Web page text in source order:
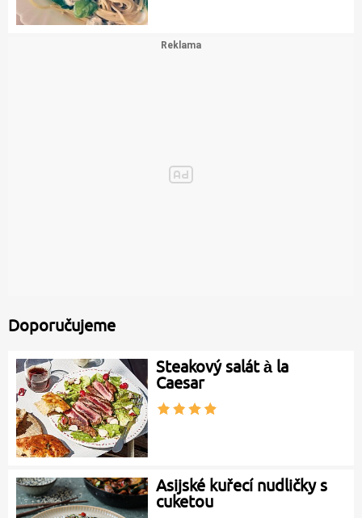
Doporučujeme
Steakový salát à la
Caesar
Asijské kuřecí nudličky s
cuketou